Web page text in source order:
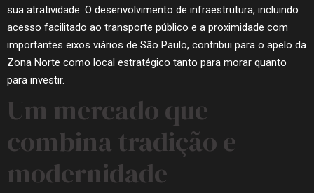
sua atratividade. O desenvolvimento de infraestrutura, incluindo
acesso facilitado ao transporte público e a proximidade com
importantes eixos viários de São Paulo, contribui para o apelo da
Zona Norte como local estratégico tanto para morar quanto
para investir.
Um mercado que
combina tradição e
modernidade